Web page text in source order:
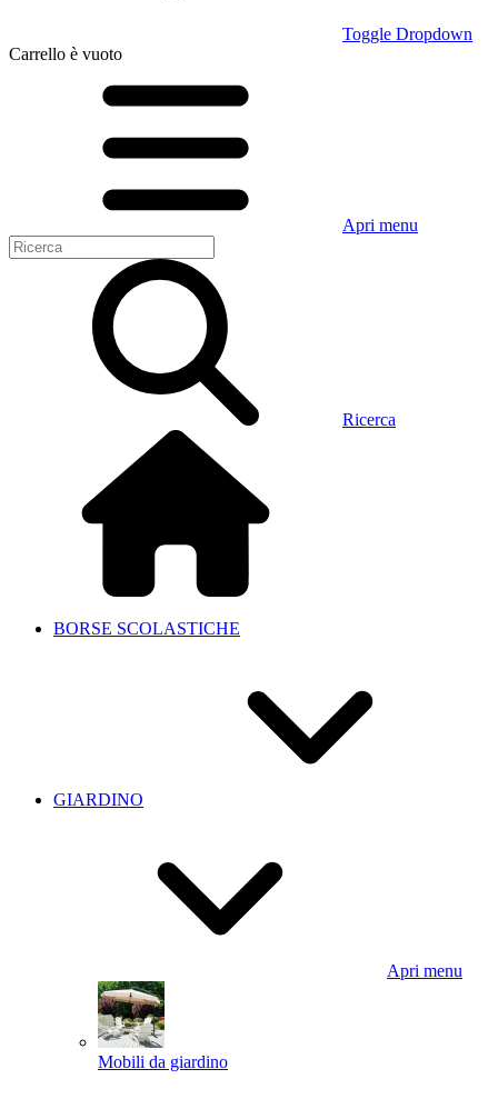
Toggle Dropdown
Carrello è vuoto
Apri menu
Ricerca
BORSE SCOLASTICHE
GIARDINO
Apri menu
Mobili da giardino